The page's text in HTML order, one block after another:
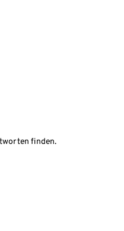
finden.